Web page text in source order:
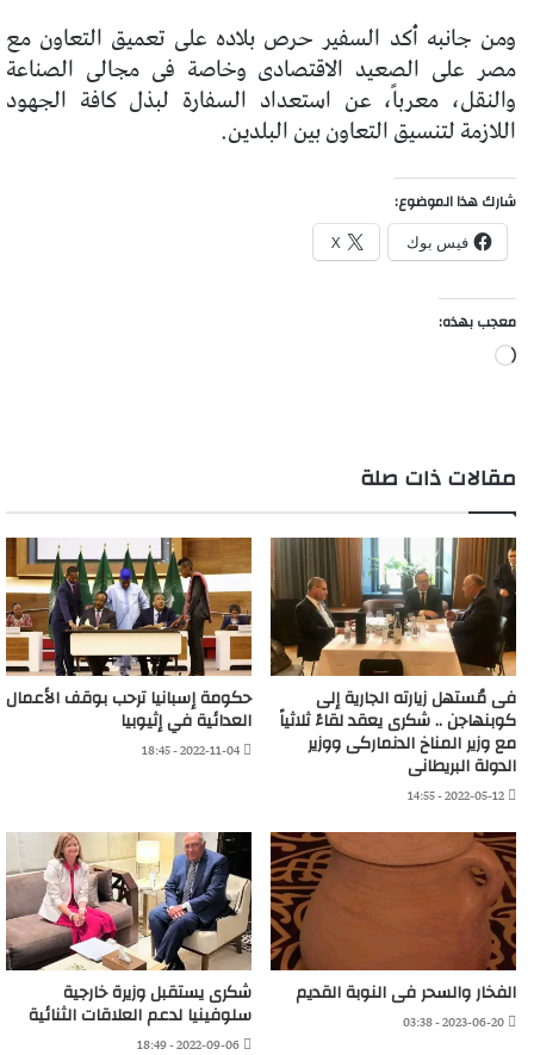
ومن جانبه أكد السفير حرص بلاده على تعميق التعاون مع
مصر على الصعيد الاقتصادى وخاصة فى مجالى الصناعة
والنقل، معرباً، عن استعداد السفارة لبذل كافة الجهود
اللازمة لتنسيق التعاون بين البلدين.
شارك هذا الموضوع:
فيس بوك X
معجب بهذه:
جاري
مقالات ذات صلة
فى مُستهل زيارته الجارية إلى
كوبنهاجن .. شكرى يعقد لقاءً ثلاثياً
مع وزير المناخ الدنماركى ووزير
الدولة البريطانى
2022-05-12 - 14:55
حكومة إسبانيا ترحب بوقف الأعمال
العدائية في إثيوبيا
2022-11-04 - 18:45
الفخار والسحر فى النوبة القديم
2023-06-20 - 03:38
شكرى يستقبل وزيرة خارجية
سلوفينيا لدعم العلاقات الثنائية
2022-09-06 - 18:49